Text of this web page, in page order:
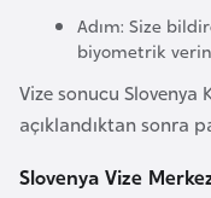
Adım: Size
biyometrik
Vize sonucu
açıklandıktan sonra
Slovenya Vize
B